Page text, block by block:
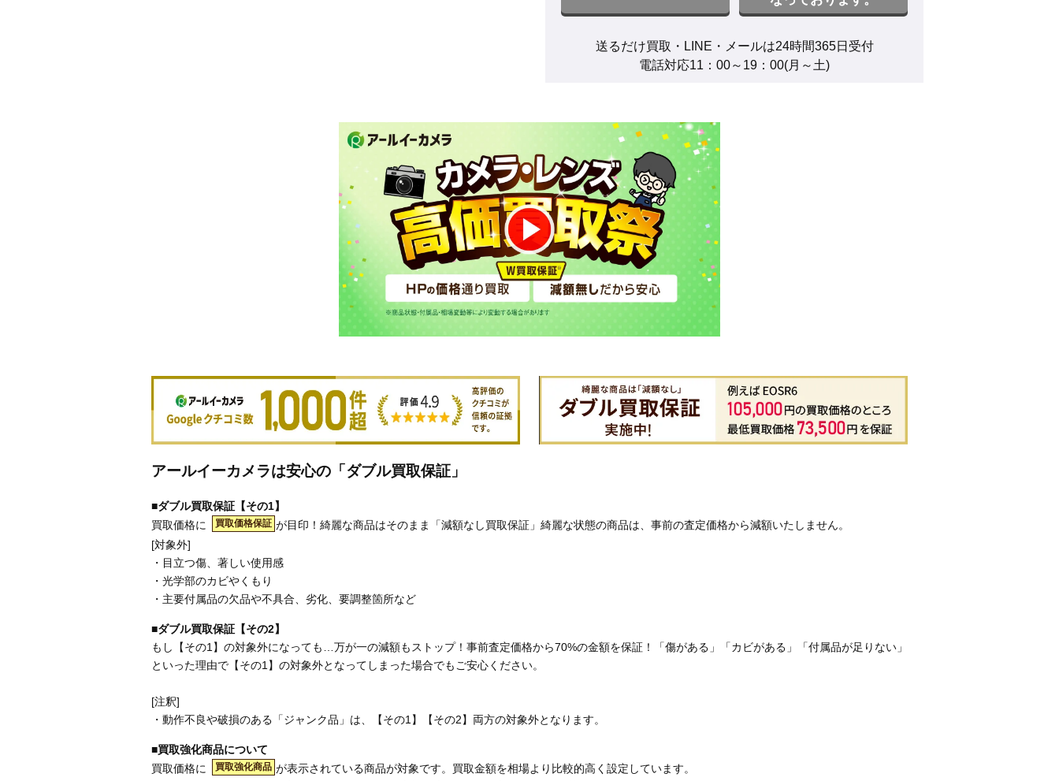
送るだけ買取・LINE・メールは24時間365日受付
電話対応11：00～19：00(月～土)
アールイーカメラは安心の「ダブル買取保証」
■ダブル買取保証【その1】
買取価格に
買取価格保証 が目印！綺麗な商品はそのまま「減額なし買取保証」綺麗な状態の商品は、事前の査定価格から減額いたしません。
[対象外]
・目立つ傷、著しい使用感
・光学部のカビやくもり
・主要付属品の欠品や不具合、劣化、要調整箇所など
■ダブル買取保証【その2】
もし【その1】の対象外になっても…万が一の減額もストップ！事前査定価格から70%の金額を保証！「傷がある」「カビがある」「付属品が足りない」
といった理由で【その1】の対象外となってしまった場合でもご安心ください。
[注釈]
・動作不良や破損のある「ジャンク品」は、【その1】【その2】両方の対象外となります。
■買取強化商品について
買取価格に
買取強化商品 が表示されている商品が対象です。買取金額を相場より比較的高く設定しています。